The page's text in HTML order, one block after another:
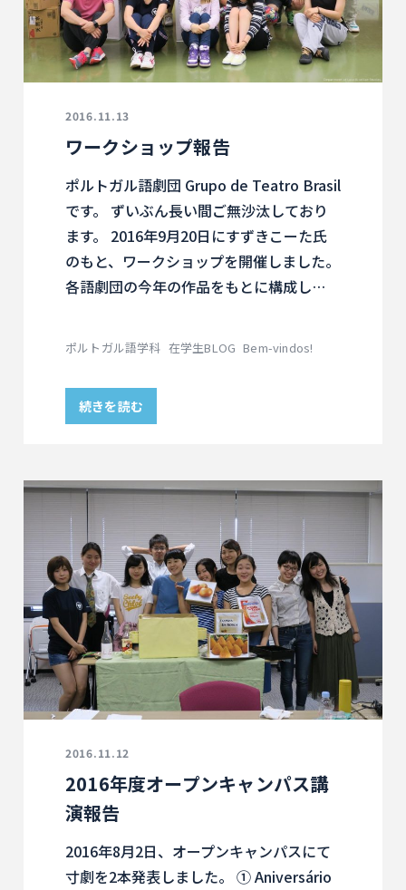
2016.11.13
ワークショップ報告
ポルトガル語劇団 Grupo de Teatro Brasil
です。 ずいぶん長い間ご無沙汰しており
ます。 2016年9月20日にすずきこーた氏
のもと、ワークショップを開催しました。
各語劇団の今年の作品をもとに構成し…
ポルトガル語学科 在学生BLOG Bem-vindos!
続きを読む
2016.11.12
2016年度オープンキャンパス講
演報告
2016年8月2日、オープンキャンパスにて
寸劇を2本発表しました。 ① Aniversário